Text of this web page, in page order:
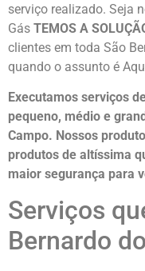
serviço realizado. Seja
Gás TEMOS A
clientes em toda São
quando o assunto é
Executamos serviços
pequeno, médio e
Campo. Nossos
produtos de altíssima
maior segurança para
Serviços
Bernardo